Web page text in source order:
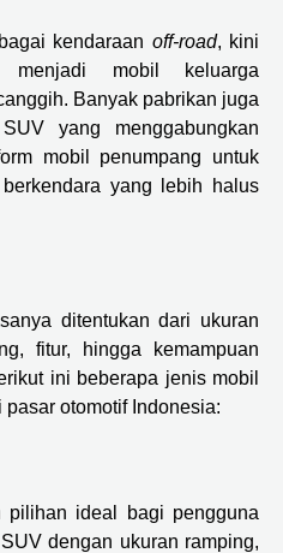
kendaraan off-road, kini
mobil keluarga
Banyak pabrikan juga
SUV yang menggabungkan
mobil penumpang untuk
yang lebih halus
ditentukan dari ukuran
fitur, hingga kemampuan
ini beberapa jenis mobil
otomotif Indonesia:
pilihan ideal bagi pengguna
dengan ukuran ramping,